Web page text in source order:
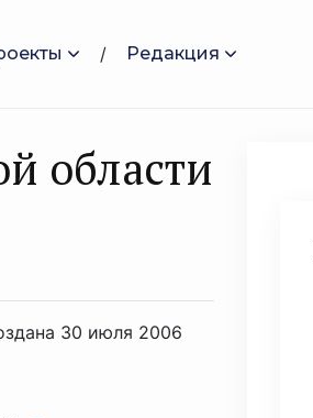
Редакция
области
30 июля 2006